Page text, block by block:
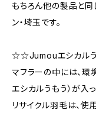
もちろん他の製品と同
ン・埼玉です。
☆☆Jumouエシカル
マフラーの中には、環
エシカルうもう）が入っ
リサイクル羽毛は、使